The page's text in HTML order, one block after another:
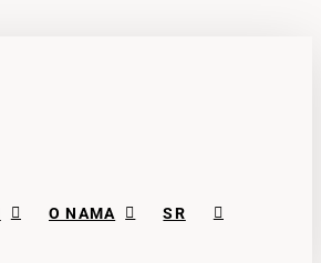
O NAMA SR